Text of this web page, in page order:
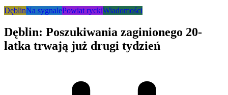
DęblinNa sygnalePowiat ryckiWiadomości
Dęblin: Poszukiwania zaginionego 20-
latka trwają już drugi tydzień